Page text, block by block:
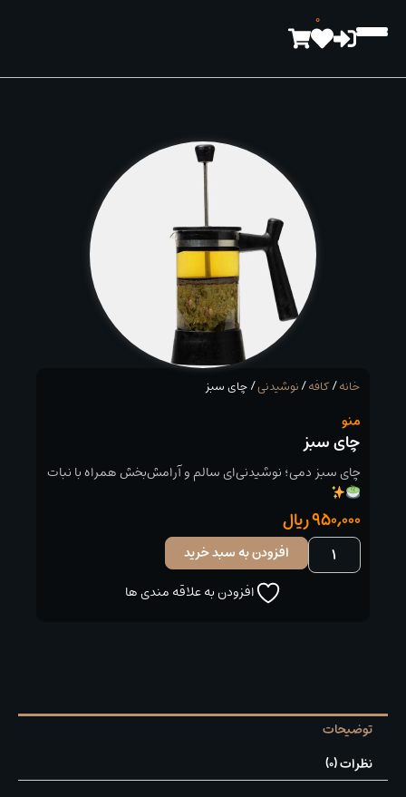
0
خانه/کافه/نوشیدنی/ چای سبز
منو
چای سبز
چای سبز دمی؛ نوشیدنی‌ای سالم و آرامش‌بخش همراه با نبات
950,000ریال
چای
افزودن به سبد خرید
افزودن به علاقه مندی ها
توضیحات
نظرات (0)